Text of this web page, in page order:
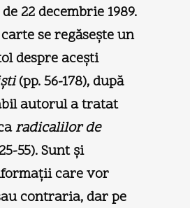
22 decembrie 1989.
se regăseşte un
despre aceşti
(pp. 56-178), după
autorul a tratat
radicalilor de
55). Sunt şi
care vor
contraria, dar pe